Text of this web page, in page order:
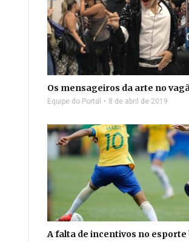
Os mensageiros da arte no
Equipe do Portal 8 de abril de 2019
A falta de incentivos no